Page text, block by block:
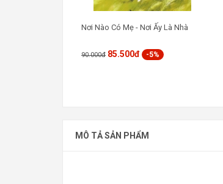
Nơi Nào Có Mẹ - Nơi Ấy Là Nhà
90.000đ 85.500đ -5%
MÔ TẢ SẢN PHẨM